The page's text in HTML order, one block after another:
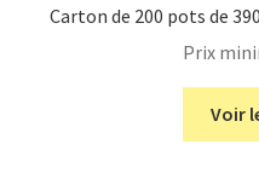
Carton de 200 pots de
Prix
Voir